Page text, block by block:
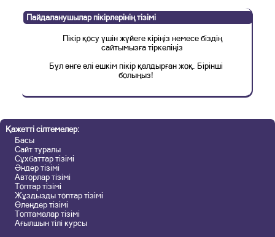
Пайдаланушылар пікірлерінің тізімі
Пікір қосу үшін жүйеге кіріңіз немесе біздің
сайтымызға тіркеліңіз
Бұл әнге әлі ешкім пікір қалдырған жоқ. Бірінші
болыңыз!
Қажетті сілтемелер:
Басы
Сайт туралы
Сұхбаттар тізімі
Әндер тізімі
Авторлар тізімі
Топтар тізімі
Жұздызды топтар тізімі
Өлеңдер тізімі
Топтамалар тізімі
Ағылшын тілі курсы